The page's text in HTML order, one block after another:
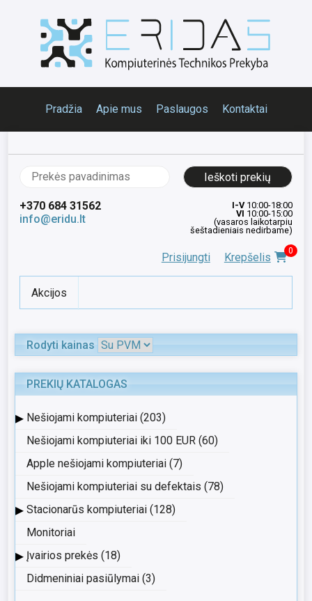
Pradžia Apie mus Paslaugos Kontaktai
Ieškoti:
+370 684 31562
info@eridu.lt
I-V10:00-18:00
VI 10:00-15:00
(vasaros laikotarpiu
šeštadieniais nedirbame)
Prisijungti Krepšelis 0
Akcijos
Rodyti kainas
PREKIŲ KATALOGAS
▸ Nešiojami kompiuteriai (203)
Nešiojami kompiuteriai iki 100 EUR (60)
Apple nešiojami kompiuteriai (7)
Nešiojami kompiuteriai su defektais (78)
▸ Stacionarūs kompiuteriai (128)
Monitoriai
▸ Įvairios prekės (18)
Didmeniniai pasiūlymai (3)